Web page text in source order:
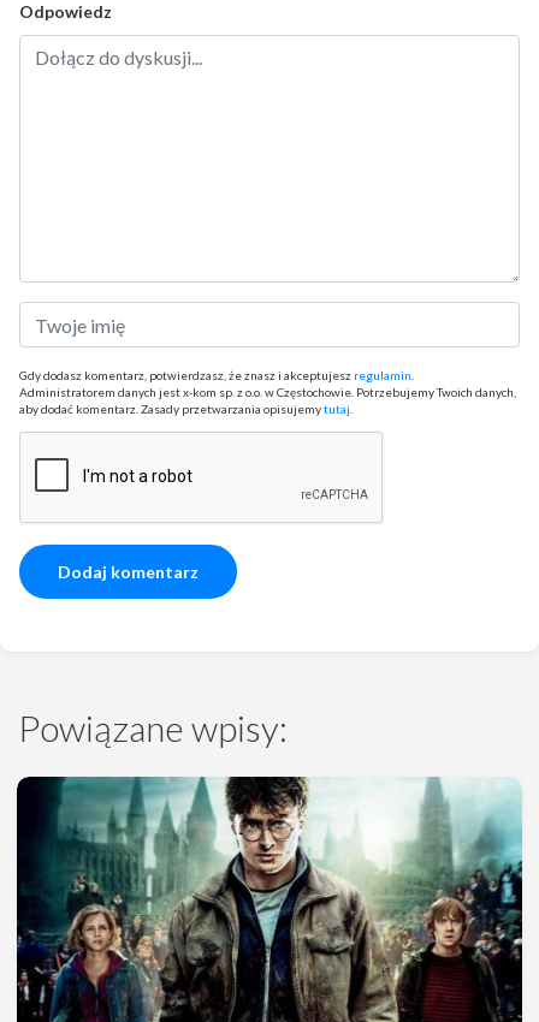
Odpowiedz
Gdy dodasz komentarz, potwierdzasz, że znasz i akceptujesz regulamin
Administratorem danych jest x-kom sp. z o.o. w Częstochowie. Potrzebujemy Twoich danych,
aby dodać komentarz. Zasady przetwarzania opisujemytutaj
Powiązane wpisy: